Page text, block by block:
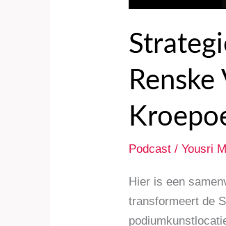
Podcast /Yousri
Hier is een
transformeert de